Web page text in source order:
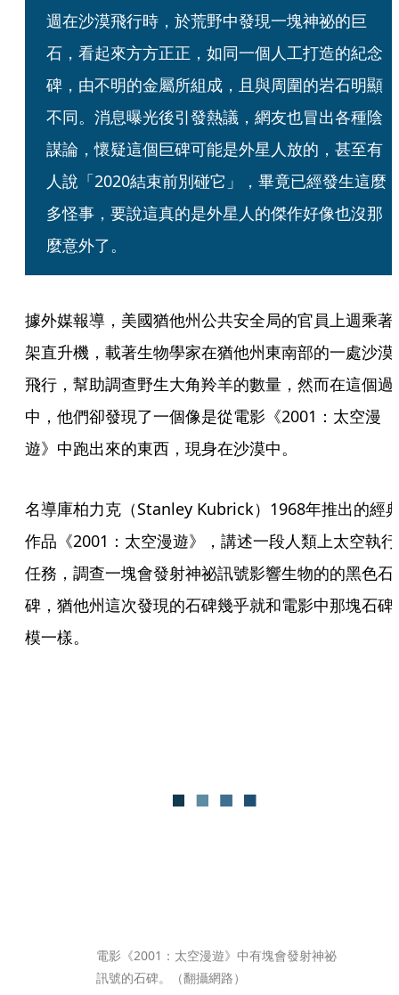
週在沙漠飛行時，於荒野中發現一塊神祕的巨
石，看起來方方正正，如同一個人工打造的紀念
碑，由不明的金屬所組成，且與周圍的岩石明顯
不同。消息曝光後引發熱議，網友也冒出各種陰
謀論，懷疑這個巨碑可能是外星人放的，甚至有
人說「2020結束前別碰它」，畢竟已經發生這麼
多怪事，要說這真的是外星人的傑作好像也沒那
麼意外了。
據外媒報導，美國猶他州公共安全局的官員上週乘著
架直升機，載著生物學家在猶他州東南部的一處沙漠
飛行，幫助調查野生大角羚羊的數量，然而在這個過
中，他們卻發現了一個像是從電影《2001：太空漫
遊》中跑出來的東西，現身在沙漠中。
名導庫柏力克（Stanley Kubrick）1968年推出的經
作品《2001：太空漫遊》，講述一段人類上太空執行
任務，調查一塊會發射神祕訊號影響生物的的黑色石
碑，猶他州這次發現的石碑幾乎就和電影中那塊石碑
模一樣。
電影《2001：太空漫遊》中有塊會發射神祕
訊號的石碑。（翻攝網路）